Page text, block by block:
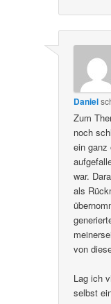
Daniel
Zum
noch
ein ganz
war.
als
von
Lag ich
selbst